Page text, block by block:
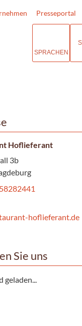
Presseportal
SPRACHEN
Hoflieferant
3b
hoflieferant.de
Sie uns